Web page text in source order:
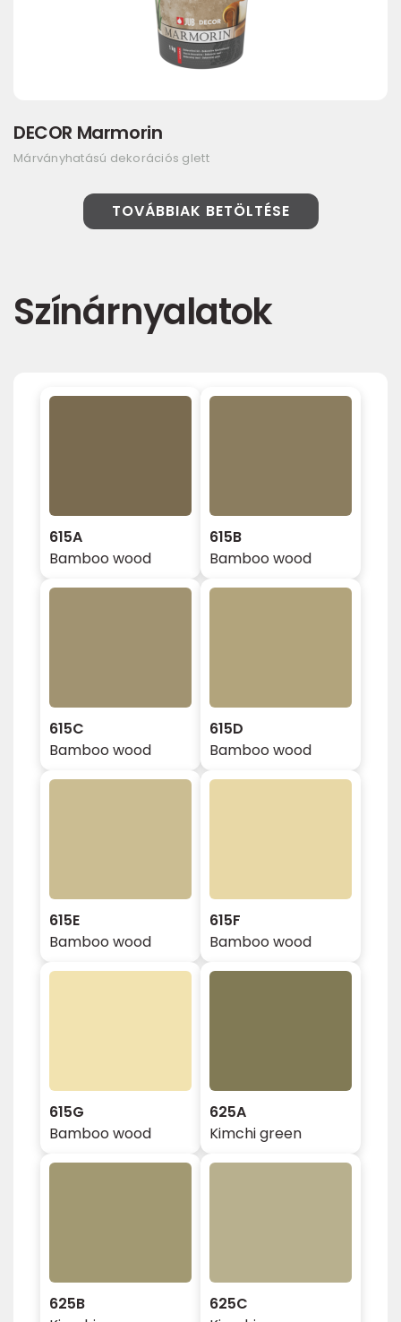
DECOR Marmorin
Márványhatású dekorációs glett
TOVÁBBIAK BETÖLTÉSE
Színárnyalatok
615A
Bamboo wood
615B
Bamboo wood
615C
Bamboo wood
615D
Bamboo wood
615E
Bamboo wood
615F
Bamboo wood
615G
Bamboo wood
625A
Kimchi green
625B
625C